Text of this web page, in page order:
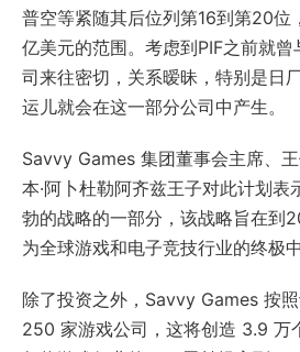
普空等紧随其后位列第16到第20位
亿美元的范围。考虑到PIF之前就
司来往密切，关系暧昧，特别是日
运儿就会在这一部分公司中产生。
Savvy Games 集团董事会主席、王
本·阿卜杜勒阿齐兹王子对此计划表
勃的战略的一部分，该战略旨在到
为全球游戏和电子竞技行业的终极中
除了投资之外，Savvy Games 按
250 家游戏公司，这将创造 3.9 万